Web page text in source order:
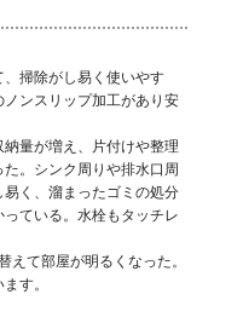
、掃除がし易く使いやす
ノンスリップ加工があり安
納量が増え、片付けや整理
た。シンク周りや排水口周
易く、溜まったゴミの処分
っている。水栓もタッチレ
えて部屋が明るくなった。
す。